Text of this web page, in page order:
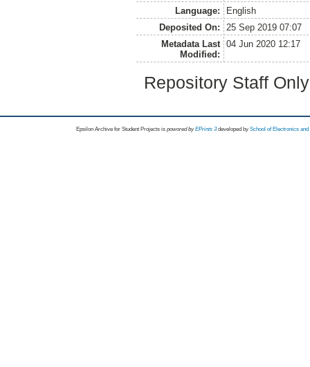
Language:
English
Deposited On:
25 Sep 2019 07:07
Metadata Last
Modified:
04 Jun 2020 12:17
Repository Staff
Epsilon Archive for Student Projects is powored byEPrints 3 developed by School of Electronics